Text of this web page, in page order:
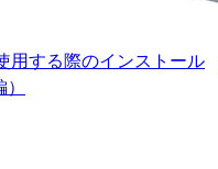
用する際のインストール